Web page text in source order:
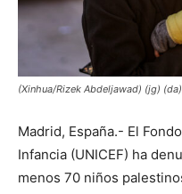
(Xinhua/Rizek Abdeljawad) (jg)
Madrid, España.- El
Infancia (UNICEF) ha
menos 70 niños